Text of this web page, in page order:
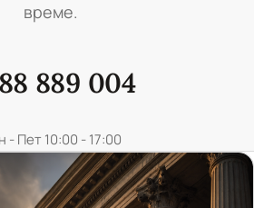
време.
889 004
- Пет 10:00 - 17:00